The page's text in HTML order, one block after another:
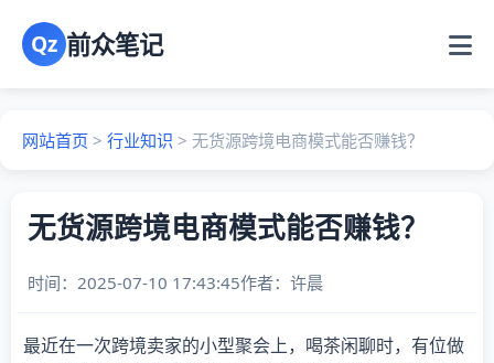
Qz 前众笔记
网站首页 > 行业知识 > 无货源跨境电商模式能否赚钱？
无货源跨境电商模式能否赚钱？
时间：2025-07-10 17:43:45作者： 许晨
最近在一次跨境卖家的小型聚会上，喝茶闲聊时，有位做